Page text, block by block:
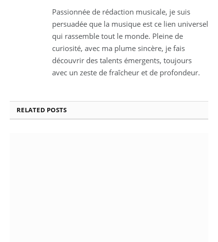
Passionnée de rédaction musicale, je suis
persuadée que la musique est ce lien universel
qui rassemble tout le monde. Pleine de
curiosité, avec ma plume sincère, je fais
découvrir des talents émergents, toujours
avec un zeste de fraîcheur et de profondeur.
RELATED POSTS